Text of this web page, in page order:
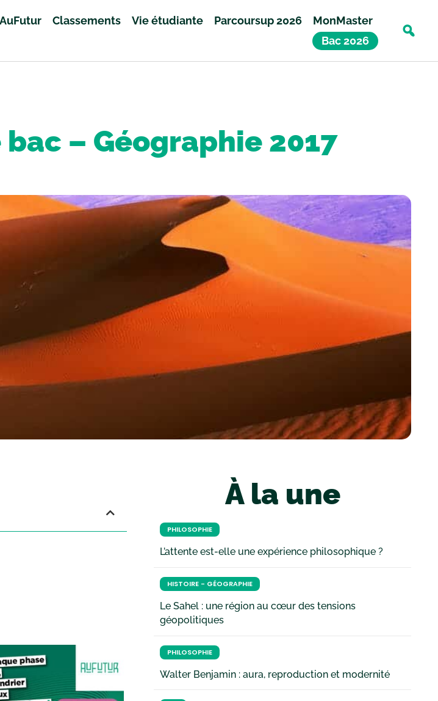
Classements Vie étudiante Parcoursup 2026
MonMaster
Bac 2026
– Géographie 2017
À la une
PHILOSOPHIE
L’attente est-elle une expérience philosophique ?
HISTOIRE - GÉOGRAPHIE
Le Sahel : une région au cœur des tensions
géopolitiques
PHILOSOPHIE
Walter Benjamin : aura, reproduction et modernité